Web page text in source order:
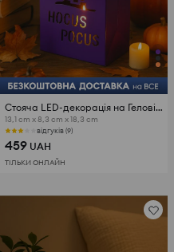
Стояча LED-декорація на Геловін з мотивом капелюха відьми
13,1 cm x 8,3 cm x 18,3 cm
відгуків (9)
459 UAH
ТІЛЬКИ ОНЛАЙН